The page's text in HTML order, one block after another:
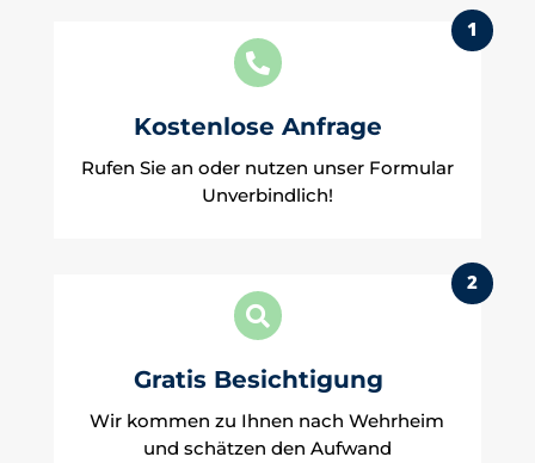

Kostenlose Anfrage
1
Rufen Sie an oder nutzen unser Formular
Unverbindlich!

Gratis Besichtigung
2
Wir kommen zu Ihnen nach Wehrheim
und schätzen den Aufwand